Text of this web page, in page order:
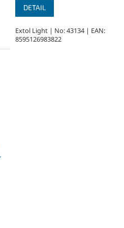
DETAIL
Extol Light | No: 43134 | EAN:
8595126983822